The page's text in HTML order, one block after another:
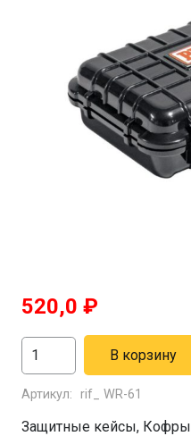
520,0 ₽
Количество
товара
Кейс
защитный
В корзину
Артикул: rif_ WR-61
Защитные кейсы, Кофры